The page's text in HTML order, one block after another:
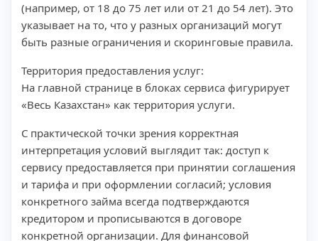
(например, от 18 до 75 лет или от 21 до 54 лет). Это
указывает на то, что у разных организаций могут
быть разные ограничения и скоринговые правила.
Территория предоставления услуг:
На главной странице в блоках сервиса фигурирует
«Весь Казахстан» как территория услуги.
С практической точки зрения корректная
интерпретация условий выглядит так: доступ к
сервису предоставляется при принятии соглашения
и тарифа и при оформлении согласий; условия
конкретного займа всегда подтверждаются
кредитором и прописываются в договоре
конкретной организации. Для финансовой